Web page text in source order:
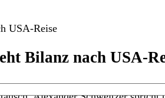
USA-Reise
Bilanz nach USA-